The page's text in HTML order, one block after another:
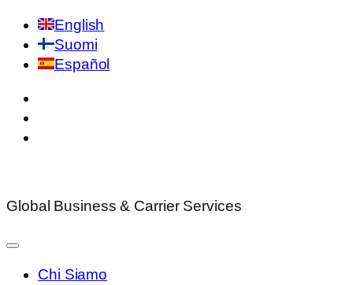
English
Suomi
Español
Global Business & Carrier Services
Chi Siamo